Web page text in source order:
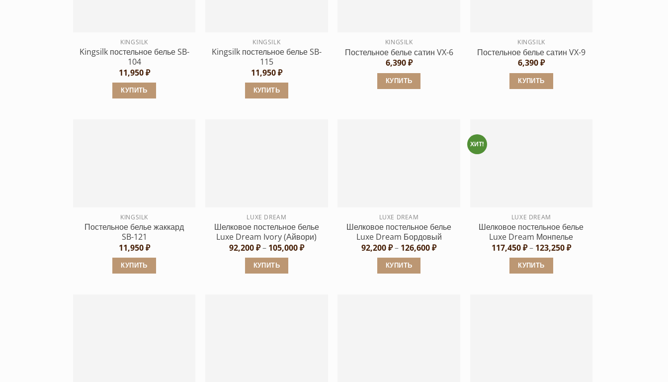
KINGSILK
Kingsilk постельное белье SB-
104
11,950₽
КУПИТЬ
странице
товара.
KINGSILK
Kingsilk постельное белье SB-
115
11,950₽
КУПИТЬ
странице
товара.
KINGSILK
Постельное белье сатин VX-6
6,390₽
КУПИТЬ
товара.
KINGSILK
Постельное белье сатин VX-9
6,390₽
КУПИТЬ
товара.
KINGSILK
Постельное белье жаккард
SB-121
11,950₽
КУПИТЬ
LUXE DREAM
Шелковое постельное белье
Luxe Dream Ivory (Айвори)
92,200₽– 105,000₽Диапазон
КУПИТЬ
LUXE DREAM
Шелковое постельное белье
Luxe Dream Бордовый
92,200₽– 126,600₽Диапазон
КУПИТЬ
ХИТ!
LUXE DREAM
Шелковое постельное белье
Luxe Dream Монпелье
117,450₽– 123,250₽Диапазон
КУПИТЬ